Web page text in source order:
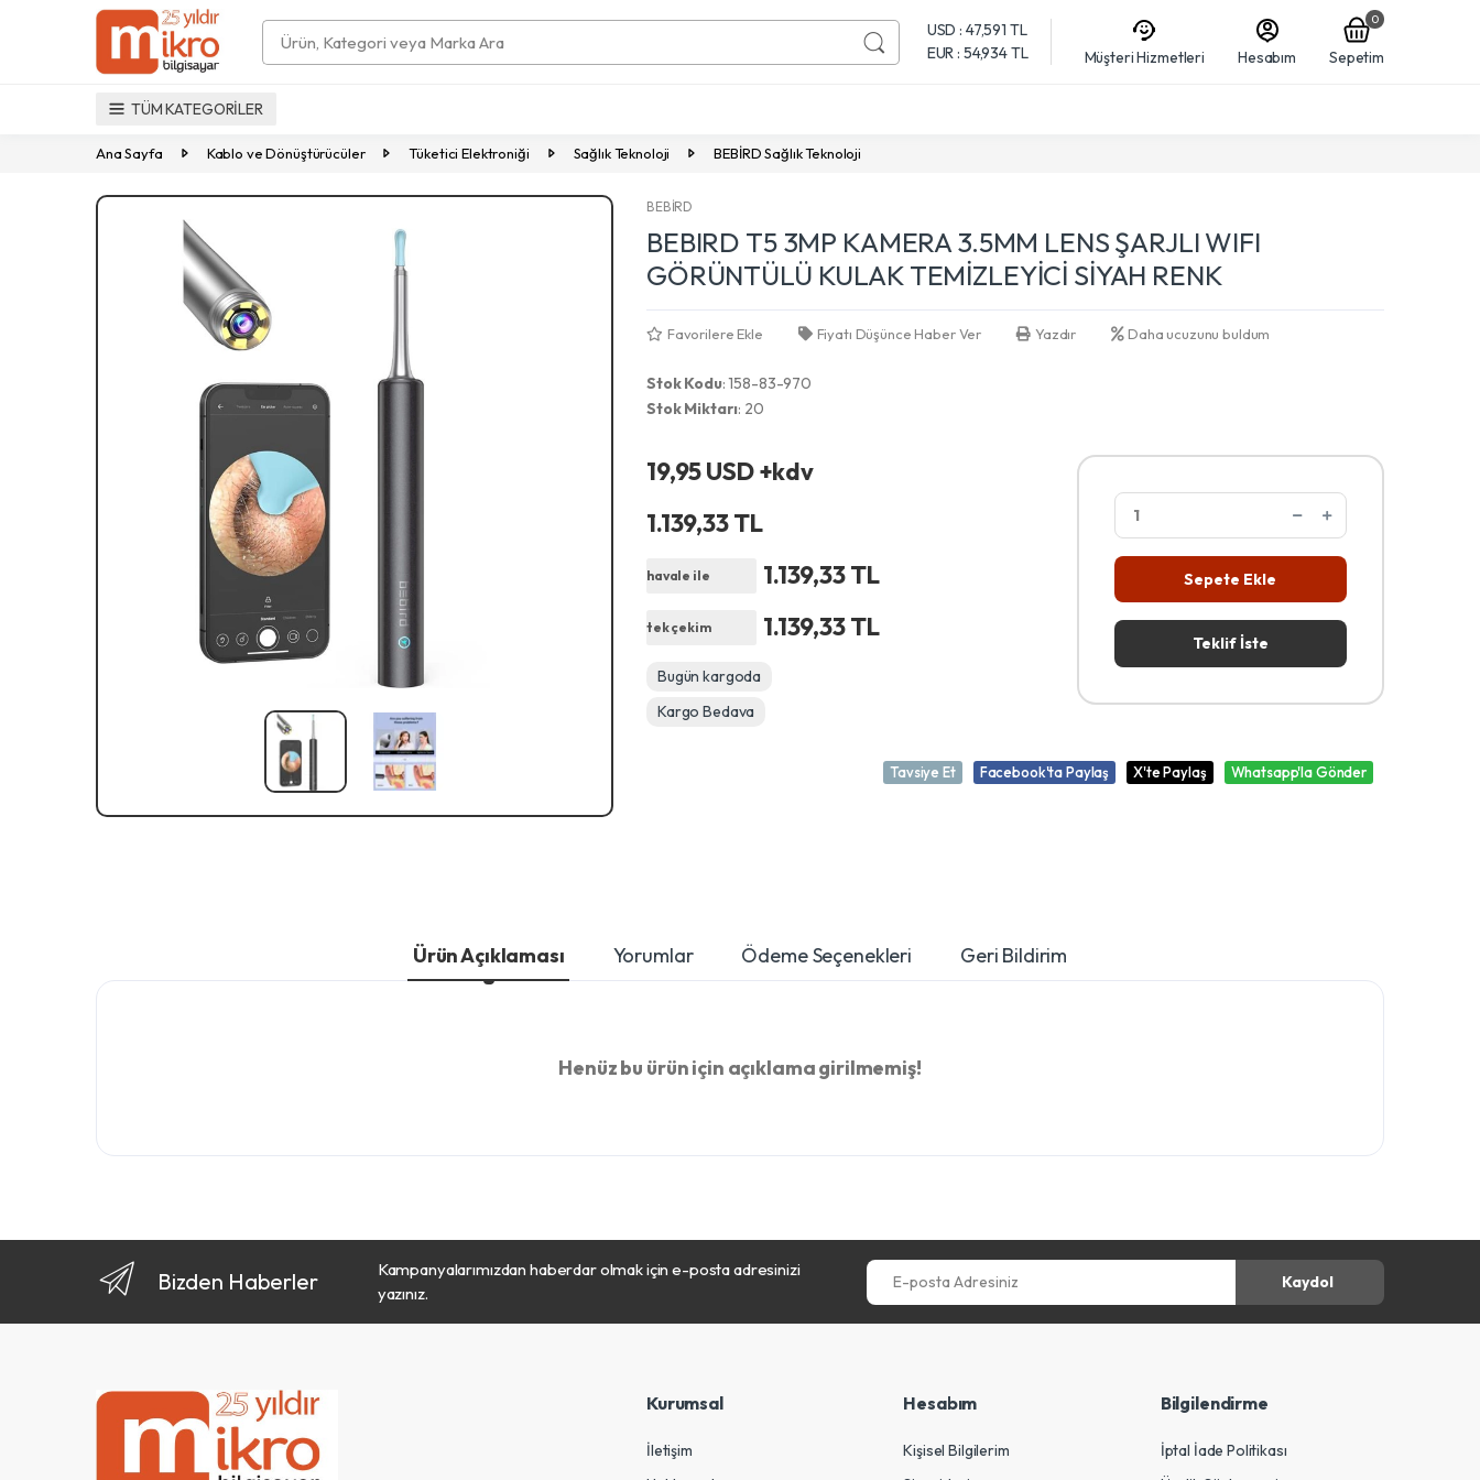
Search
USD : 47,591 TL
EUR : 54,934 TL
Müşteri Hizmetleri Hesabım
0
Sepetim
TÜM KATEGORİLER
Ana Sayfa Kablo ve Dönüştürücüler Tüketici Elektroniği Sağlık Teknoloji BEBİRD Sağlık Teknoloji
Previous
BEBİRD
BEBIRD T5 3MP KAMERA 3.5MM LENS ŞARJLI WIFI
GÖRÜNTÜLÜ KULAK TEMİZLEYİCİ SİYAH RENK
Favorilere Ekle Fiyatı Düşünce Haber Ver Yazdır Daha ucuzunu buldum
Stok Kodu: 158-83-970
Stok Miktarı: 20
19,95 USD +kdv
1.139,33 TL
havale ile 1.139,33 TL
tek çekim 1.139,33 TL
Bugün kargoda
Kargo Bedava
Sepete Ekle
Teklif İste
Tavsiye Et Facebook'ta Paylaş X'te Paylaş Whatsapp'la Gönder
Ürün Açıklaması Yorumlar Ödeme Seçenekleri Geri Bildirim
Henüz bu ürün için açıklama girilmemiş!
Bizden Haberler
Kampanyalarımızdan haberdar olmak için e-posta adresinizi
yazınız.
E-posta Adresiniz
Kaydol
Kurumsal
İletişim
Hesabım
Kişisel Bilgilerim
Bilgilendirme
İptal İade Politikası